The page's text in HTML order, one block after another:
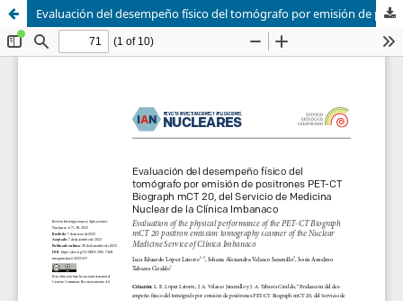
Evaluación del desempeño físico del tomógrafo por emisión de positrones PET-CT Biograph mCT 20, del Servicio de Medicina Nuclear de la Clínica Imbanaco